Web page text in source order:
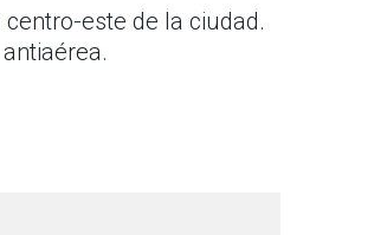
este de la ciudad.